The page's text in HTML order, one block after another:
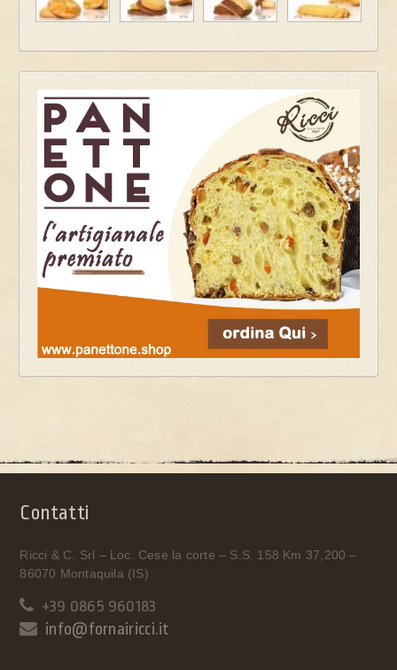
Contatti
Ricci & C. Srl – Loc. Cese la corte – S.S. 158 Km 37,200 –
86070 Montaquila (IS)
+39 0865 960183
info@fornairicci.it